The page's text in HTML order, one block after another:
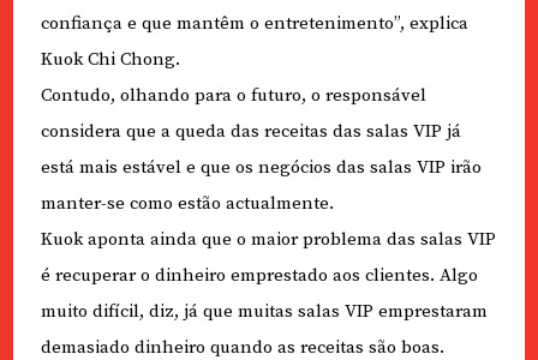
confiança e que mantêm o entretenimento”, explica
Kuok Chi Chong.
Contudo, olhando para o futuro, o responsável
considera que a queda das receitas das salas VIP já
está mais estável e que os negócios das salas VIP irão
manter-se como estão actualmente.
Kuok aponta ainda que o maior problema das salas VIP
é recuperar o dinheiro emprestado aos clientes. Algo
muito difícil, diz, já que muitas salas VIP emprestaram
demasiado dinheiro quando as receitas são boas.